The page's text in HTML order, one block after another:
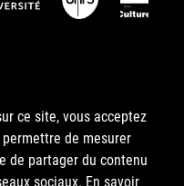
ce site, vous acceptez
de mesurer
de partager du contenu
sociaux. En savoir